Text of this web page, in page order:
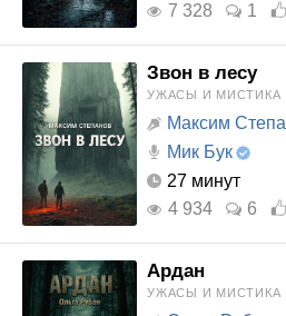
7 328
1
Звон в лесу
УЖАСЫ И МИСТИКА
Максим
Мик Бук
27 минут
4 934
6
Ардан
УЖАСЫ И МИСТИКА